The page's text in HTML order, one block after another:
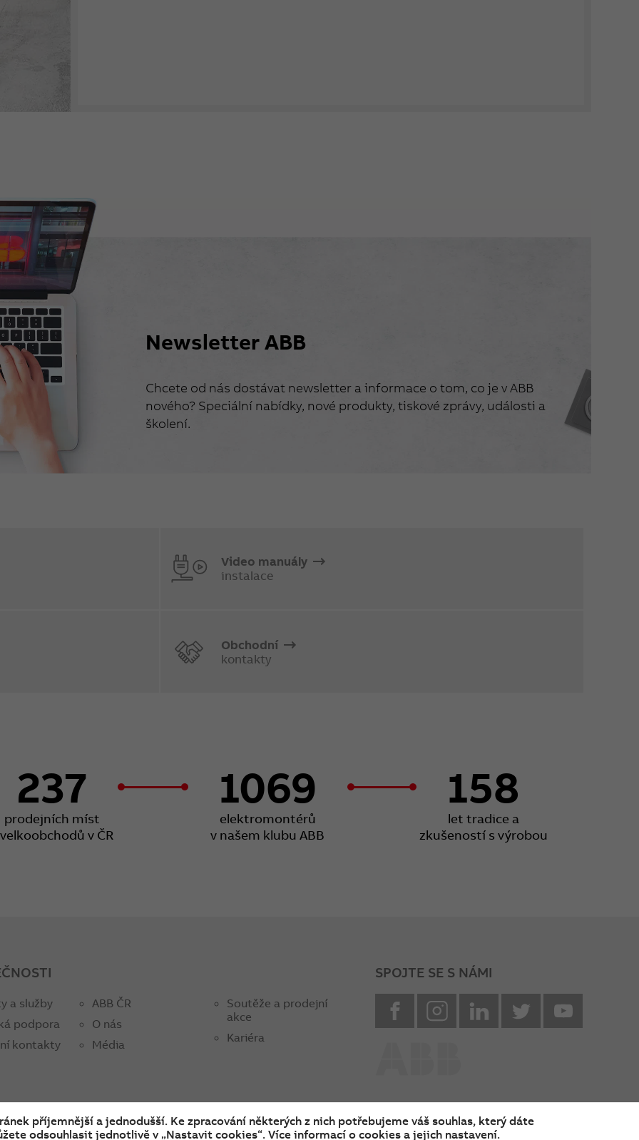
Newsletter ABB
Chcete od nás dostávat newsletter a informace o tom, co je v ABB
nového? Speciální nabídky, nové produkty, tiskové zprávy, události a
školení.
Video manuály
instalace
Obchodní
kontakty
237
prodejních míst
v ČR
1069
elektromontérů
v našem klubu ABB
158
let tradice a
zkušeností s výrobou
a služby
podpora
kontakty
ABB ČR
O nás
Média
Soutěže a prodejní
akce
Kariéra
SPOJTE SE S NÁMI
facebook instagramLinkedin twitter
příjemnější a jednodušší. Ke zpracování některých z nich potřebujeme váš souhlas, který dáte
odsouhlasit jednotlivě v „Nastavit cookies“. Více informací o cookies a jejich nastavení.